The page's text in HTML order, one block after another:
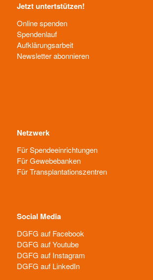
Jetzt untertstützen!
Online spenden
Spendenlauf
Aufklärungsarbeit
Newsletter abonnieren
Netzwerk
Für Spendeeinrichtungen
Für Gewebebanken
Für Transplantationszentren
Social Media
DGFG auf Facebook
DGFG auf Youtube
DGFG auf Instagram
DGFG auf LinkedIn